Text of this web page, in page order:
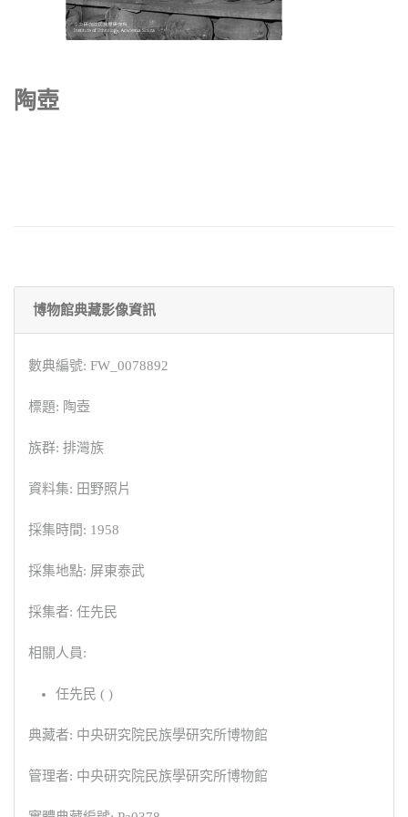
陶壺
博物館典藏影像資訊
數典編號: FW_0078892
標題: 陶壺
族群: 排灣族
資料集: 田野照片
採集時間: 1958
採集地點: 屏東泰武
採集者: 任先民
相關人員:
任先民 ( )
典藏者: 中央研究院民族學研究所博物館
管理者: 中央研究院民族學研究所博物館